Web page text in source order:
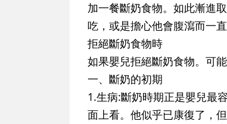
加一餐斷奶食物。如此漸進
吃，或是擔心他會腹瀉而一直
拒絕斷奶食物時
如果嬰兒拒絕斷奶食物。可
一、斷奶的初期
1.生病:斷奶時期正是嬰兒最
面上看。他似乎已康復了，